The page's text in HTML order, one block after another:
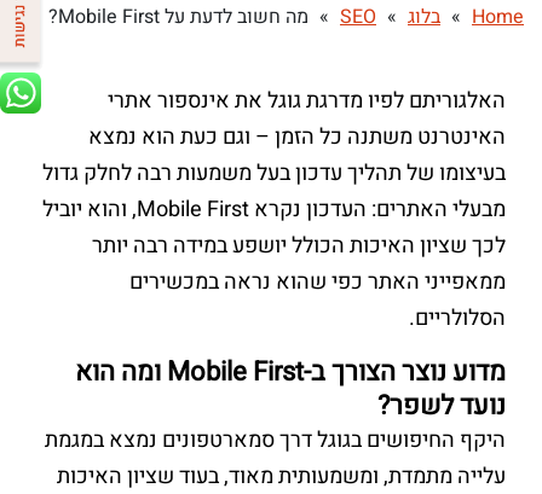
Home
» בלוג »
SEO
» מה חשוב לדעת על Mobile First?
האלגוריתם לפיו מדרגת גוגל את אינספור אתרי
האינטרנט משתנה כל הזמן – וגם כעת הוא נמצא
בעיצומו של תהליך עדכון בעל משמעות רבה לחלק גדול
מבעלי האתרים: העדכון נקרא Mobile First, והוא יוביל
לכך שציון האיכות הכולל יושפע במידה רבה יותר
ממאפייני האתר כפי שהוא נראה במכשירים
הסלולריים.
מדוע נוצר הצורך ב-Mobile First ומה הוא
נועד לשפר?
היקף החיפושים בגוגל דרך סמארטפונים נמצא במגמת
עלייה מתמדת, ומשמעותית מאוד, בעוד שציון האיכות